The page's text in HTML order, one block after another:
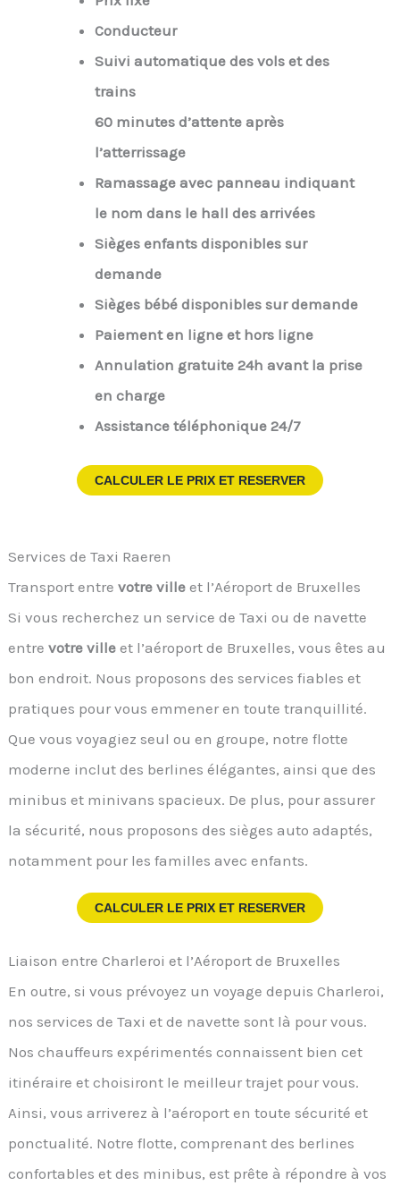
Conducteur
Suivi automatique des vols et des
trains
60 minutes d’attente après
l’atterrissage
Ramassage avec panneau indiquant
le nom dans le hall des arrivées
Sièges enfants disponibles sur
demande
Sièges bébé disponibles sur demande
Paiement en ligne et hors ligne
Annulation gratuite 24h avant la prise
en charge
Assistance téléphonique 24/7
CALCULER LE PRIX ET RESERVER
Services de Taxi Raeren
Transport entrevotre ville et l’Aéroport de Bruxelles
Si vous recherchez un service de Taxi ou de navette
entrevotre ville et l’aéroport de Bruxelles, vous êtes au
bon endroit. Nous proposons des services fiables et
pratiques pour vous emmener en toute tranquillité.
Que vous voyagiez seul ou en groupe, notre flotte
moderne inclut des berlines élégantes, ainsi que des
minibus et minivans spacieux. De plus, pour assurer
la sécurité, nous proposons des sièges auto adaptés,
notamment pour les familles avec enfants.
CALCULER LE PRIX ET RESERVER
Liaison entre Charleroi et l’Aéroport de Bruxelles
En outre, si vous prévoyez un voyage depuis Charleroi,
nos services de Taxi et de navette sont là pour vous.
Nos chauffeurs expérimentés connaissent bien cet
itinéraire et choisiront le meilleur trajet pour vous.
Ainsi, vous arriverez à l’aéroport en toute sécurité et
ponctualité. Notre flotte, comprenant des berlines
confortables et des minibus, est prête à répondre à vos